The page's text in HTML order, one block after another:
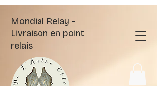
Mondial Relay -
Livraison en point
relais